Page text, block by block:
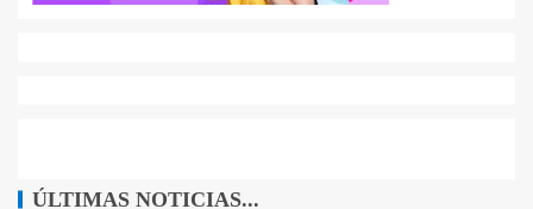
ÚLTIMAS NOTICIAS...